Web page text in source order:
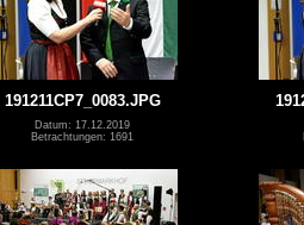
191211CP7_0083.JPG
Datum: 17.12.2019
Betrachtungen: 1691